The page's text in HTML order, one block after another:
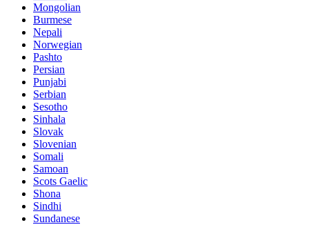
Mongolian
Burmese
Nepali
Norwegian
Pashto
Persian
Punjabi
Serbian
Sesotho
Sinhala
Slovak
Slovenian
Somali
Samoan
Scots Gaelic
Shona
Sindhi
Sundanese